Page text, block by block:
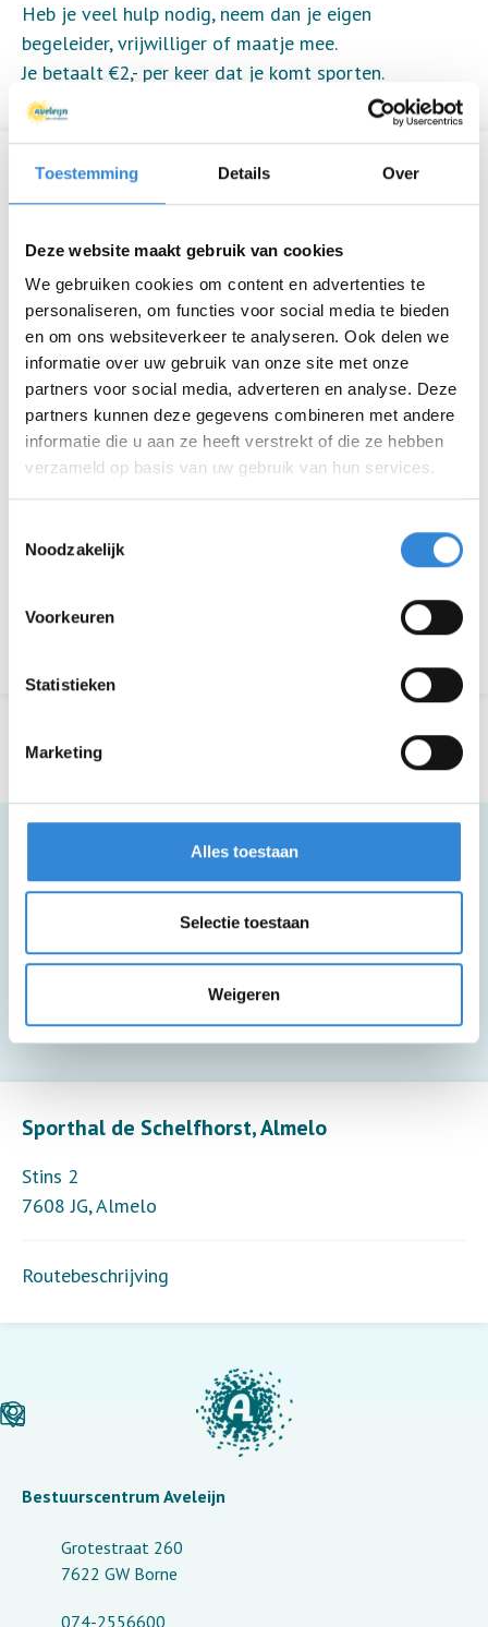
Toestemming Details Over
Deze website maakt gebruik van cookies
We gebruiken cookies om content en advertenties te
personaliseren, om functies voor social media te bieden
en om ons websiteverkeer te analyseren. Ook delen we
informatie over uw gebruik van onze site met onze
partners voor social media, adverteren en analyse. Deze
partners kunnen deze gegevens combineren met andere
informatie die u aan ze heeft verstrekt of die ze hebben
verzameld op basis van uw gebruik van hun services.
Noodzakelijk
Voorkeuren
Statistieken
Marketing
Alles toestaan
Selectie toestaan
Weigeren
Informatie
Tijd
18:00 - 19:30
Locatie
Sporthal de Schelfhorst, Almelo
Thema
Sport & spel
Kosten
Geen
Deelnemers
0 van 20
Heb je veel hulp nodig, neem dan je eigen
begeleider, vrijwilliger of maatje mee.
Je betaalt €2,- per keer dat je komt sporten.
Sporthal de Schelfhorst, Almelo
Stins 2
7608 JG,Almelo
Routebeschrijving
Meer informatie
deelnemers per toezichthouder).
Bestuurscentrum Aveleijn
Grotestraat 260
7622 GW Borne
074-2556600